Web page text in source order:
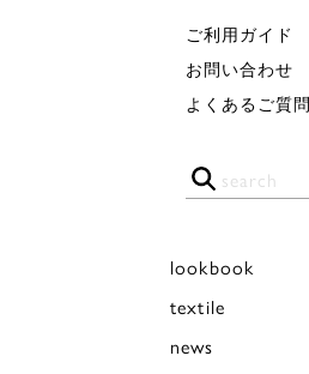
ご利用ガイド
お問い合わせ
よくあるご質問
lookbook
textile
news